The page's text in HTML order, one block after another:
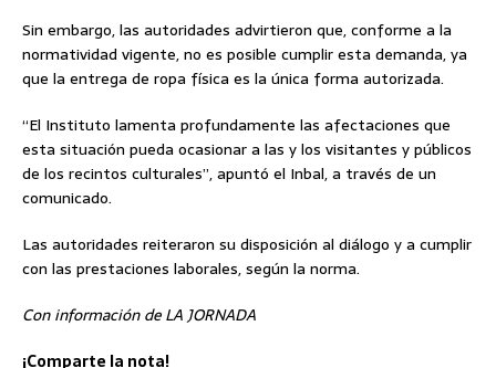
Sin embargo, las autoridades advirtieron que, conforme a la
normatividad vigente, no es posible cumplir esta demanda, ya
que la entrega de ropa física es la única forma autorizada.
“El Instituto lamenta profundamente las afectaciones que
esta situación pueda ocasionar a las y los visitantes y públicos
de los recintos culturales”, apuntó el Inbal, a través de un
comunicado.
Las autoridades reiteraron su disposición al diálogo y a cumplir
con las prestaciones laborales, según la norma.
Con información de LA JORNADA
¡Comparte la nota!